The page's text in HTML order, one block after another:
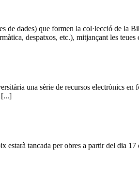
de dades) que formen la col·lecció de
despatxos, etc.), mitjançant les
una sèrie de recursos electrònics en
[...]
per obres a partir del dia 17